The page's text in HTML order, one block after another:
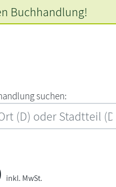
‍s‍u‍c‍h‍e‍n‍:‍
Buchhandlung!
inkl. MwSt.